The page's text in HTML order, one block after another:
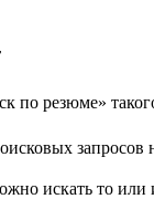
резюме»
искать то